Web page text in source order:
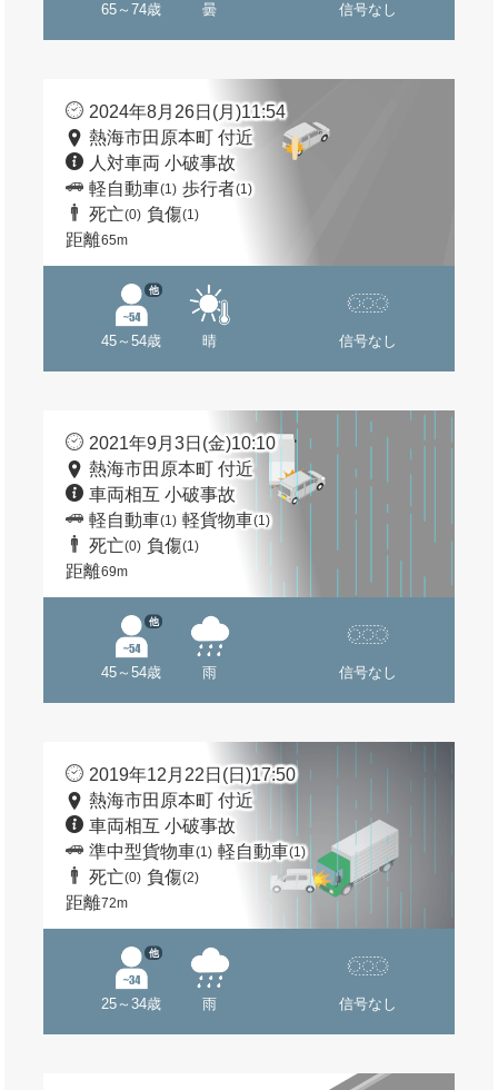
65～74歳 曇 信号なし
2024年8月26日(月)11:54
熱海市田原本町 付近
人対車両 小破事故
軽自動車(1) 歩行者(1)
死亡(0) 負傷(1)
距離65m
45～54歳
他
晴 信号なし
2021年9月3日(金)10:10
熱海市田原本町 付近
車両相互 小破事故
軽自動車(1) 軽貨物車(1)
死亡(0) 負傷(1)
距離69m
45～54歳
他
雨 信号なし
2019年12月22日(日)17:50
熱海市田原本町 付近
車両相互 小破事故
準中型貨物車(1) 軽自動車(1)
死亡(0) 負傷(2)
距離72m
25～34歳
他
雨 信号なし